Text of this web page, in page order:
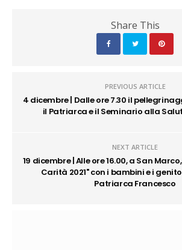
Share This
PREVIOUS ARTICLE
4 dicembre | Dalle ore 7.30 il
il Patriarca e il Seminario alla
NEXT ARTICLE
19 dicembre | Alle ore 16.00, a San
Carità 2021" con i bambini e i
Patriarca Francesco